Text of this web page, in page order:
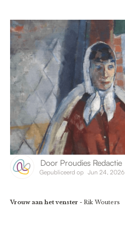
Door Proudies Redactie
Gepubliceerd op Jun 24, 2026
Vrouw aan het venster - Rik Wouters